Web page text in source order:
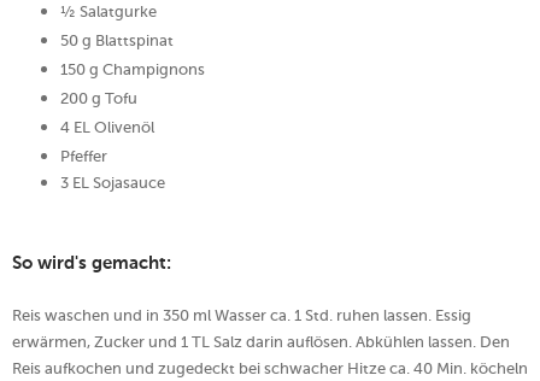
½ Salatgurke
50 g Blattspinat
150 g Champignons
200 g Tofu
4 EL Olivenöl
Pfeffer
3 EL Sojasauce
So wird's gemacht:
Reis waschen und in 350 ml Wasser ca. 1 Std. ruhen lassen. Essig
erwärmen, Zucker und 1 TL Salz darin auflösen. Abkühlen lassen. Den
Reis aufkochen und zugedeckt bei schwacher Hitze ca. 40 Min. köcheln